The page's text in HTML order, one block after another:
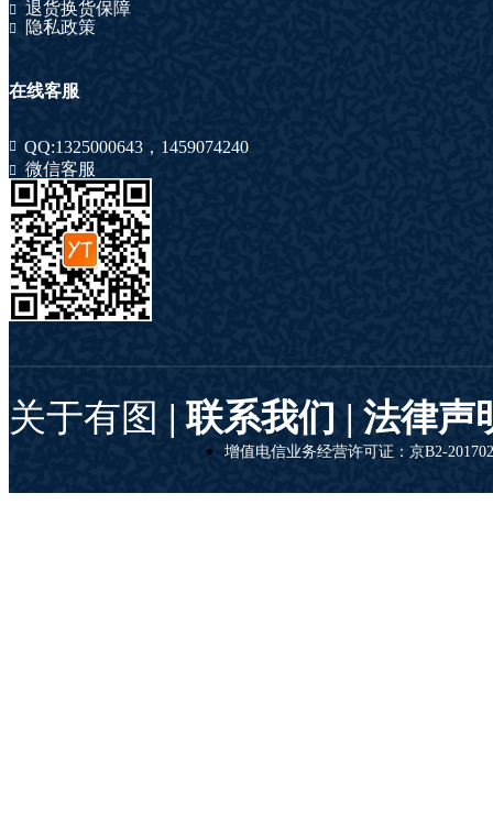
退货换货保障
隐私政策
在线客服
QQ:1325000643 ， 1459074240
微信客服
关于有图 | 联系我们 | 法律声
增值电信业务经营许可证：京B2-